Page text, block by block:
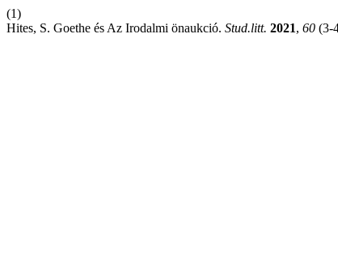
(1)
Hites, S. Goethe és Az Irodalmi önaukció. Stud.litt. 2021, 60 (3-